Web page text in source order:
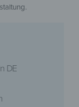
DE